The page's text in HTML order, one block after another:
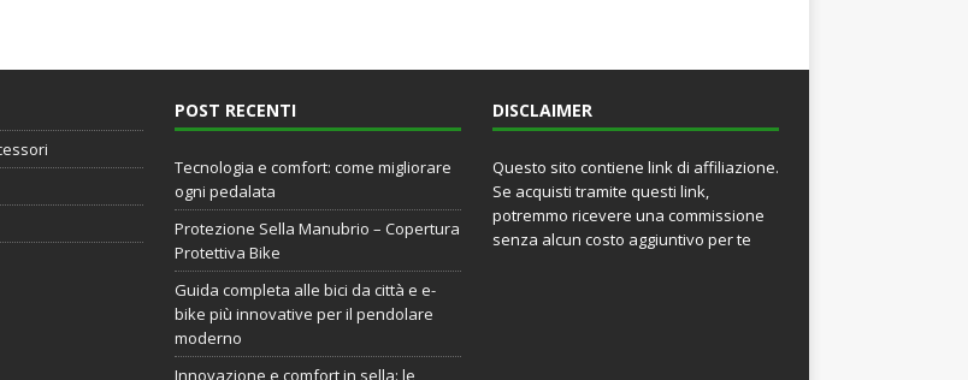
POST RECENTI
Tecnologia e comfort: come migliorare
ogni pedalata
Protezione Sella Manubrio – Copertura
Protettiva Bike
Guida completa alle bici da città e e-
bike più innovative per il pendolare
moderno
Innovazione e comfort in sella: le
DISCLAIMER
Questo sito contiene link di affiliazione.
Se acquisti tramite questi link,
potremmo ricevere una commissione
senza alcun costo aggiuntivo per te